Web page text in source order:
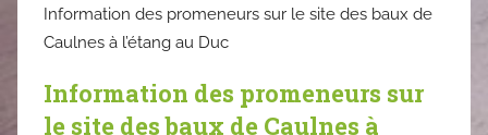
Information des promeneurs sur le site des baux de
Caulnes à l’étang au Duc
Information des promeneurs sur
le site des baux de Caulnes à